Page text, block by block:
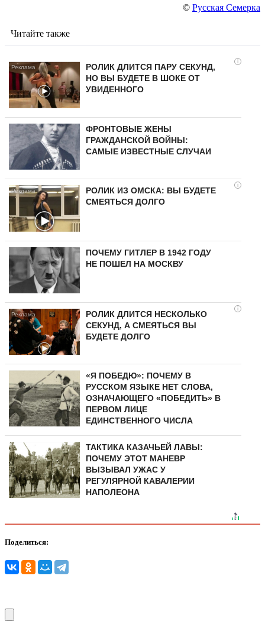
© Русская Семерка
Читайте также
i
РОЛИК ДЛИТСЯ ПАРУ СЕКУНД,
НО ВЫ БУДЕТЕ В ШОКЕ ОТ
УВИДЕННОГО
ФРОНТОВЫЕ ЖЕНЫ
ГРАЖДАНСКОЙ ВОЙНЫ:
САМЫЕ ИЗВЕСТНЫЕ СЛУЧАИ
i
РОЛИК ИЗ ОМСКА: ВЫ БУДЕТЕ
СМЕЯТЬСЯ ДОЛГО
ПОЧЕМУ ГИТЛЕР В 1942 ГОДУ
НЕ ПОШЕЛ НА МОСКВУ
i
РОЛИК ДЛИТСЯ НЕСКОЛЬКО
СЕКУНД, А СМЕЯТЬСЯ ВЫ
БУДЕТЕ ДОЛГО
«Я ПОБЕДЮ»: ПОЧЕМУ В
РУССКОМ ЯЗЫКЕ НЕТ СЛОВА,
ОЗНАЧАЮЩЕГО «ПОБЕДИТЬ» В
ПЕРВОМ ЛИЦЕ
ЕДИНСТВЕННОГО ЧИСЛА
ТАКТИКА КАЗАЧЬЕЙ ЛАВЫ:
ПОЧЕМУ ЭТОТ МАНЕВР
ВЫЗЫВАЛ УЖАС У
РЕГУЛЯРНОЙ КАВАЛЕРИИ
НАПОЛЕОНА
Поделиться: